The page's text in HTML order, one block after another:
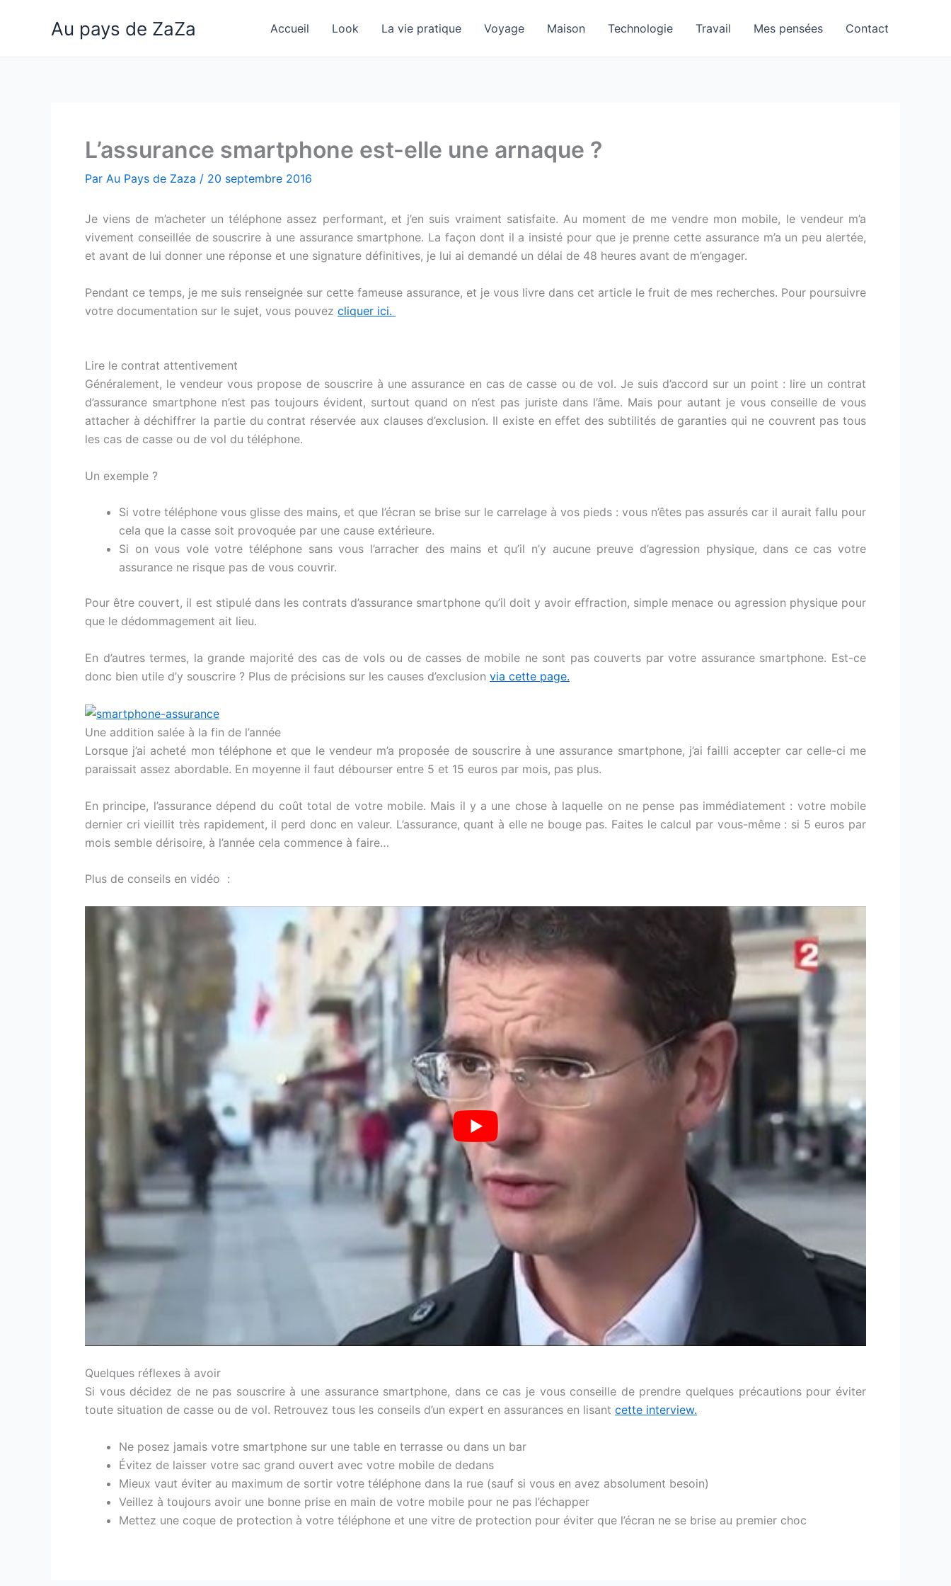
Au pays de ZaZa Accueil Look La vie pratique Voyage Maison Technologie Travail Mes pensées Contact
L’assurance smartphone est-elle une arnaque ?
Par Au Pays de Zaza / 20 septembre 2016
Je viens de m’acheter un téléphone assez performant, et j’en suis vraiment satisfaite. Au moment de me vendre mon mobile, le vendeur m’a
vivement conseillée de souscrire à une assurance smartphone. La façon dont il a insisté pour que je prenne cette assurance m’a un peu alertée,
et avant de lui donner une réponse et une signature définitives, je lui ai demandé un délai de 48 heures avant de m’engager.
Pendant ce temps, je me suis renseignée sur cette fameuse assurance, et je vous livre dans cet article le fruit de mes recherches. Pour poursuivre
votre documentation sur le sujet, vous pouvez cliquer ici.
Lire le contrat attentivement
Généralement, le vendeur vous propose de souscrire à une assurance en cas de casse ou de vol. Je suis d’accord sur un point : lire un contrat
d’assurance smartphone n’est pas toujours évident, surtout quand on n’est pas juriste dans l’âme. Mais pour autant je vous conseille de vous
attacher à déchiffrer la partie du contrat réservée aux clauses d’exclusion. Il existe en effet des subtilités de garanties qui ne couvrent pas tous
les cas de casse ou de vol du téléphone.
Un exemple ?
Si votre téléphone vous glisse des mains, et que l’écran se brise sur le carrelage à vos pieds : vous n’êtes pas assurés car il aurait fallu pour
cela que la casse soit provoquée par une cause extérieure.
Si on vous vole votre téléphone sans vous l’arracher des mains et qu’il n’y aucune preuve d’agression physique, dans ce cas votre
assurance ne risque pas de vous couvrir.
Pour être couvert, il est stipulé dans les contrats d’assurance smartphone qu’il doit y avoir effraction, simple menace ou agression physique pour
que le dédommagement ait lieu.
En d’autres termes, la grande majorité des cas de vols ou de casses de mobile ne sont pas couverts par votre assurance smartphone. Est-ce
donc bien utile d’y souscrire ? Plus de précisions sur les causes d’exclusion via cette page.
Une addition salée à la fin de l’année
Lorsque j’ai acheté mon téléphone et que le vendeur m’a proposée de souscrire à une assurance smartphone, j’ai failli accepter car celle-ci me
paraissait assez abordable. En moyenne il faut débourser entre 5 et 15 euros par mois, pas plus.
En principe, l’assurance dépend du coût total de votre mobile. Mais il y a une chose à laquelle on ne pense pas immédiatement : votre mobile
dernier cri vieillit très rapidement, il perd donc en valeur. L’assurance, quant à elle ne bouge pas. Faites le calcul par vous-même : si 5 euros par
mois semble dérisoire, à l’année cela commence à faire…
Plus de conseils en vidéo :
Quelques réflexes à avoir
Si vous décidez de ne pas souscrire à une assurance smartphone, dans ce cas je vous conseille de prendre quelques précautions pour éviter
toute situation de casse ou de vol. Retrouvez tous les conseils d’un expert en assurances en lisant cette interview.
Ne posez jamais votre smartphone sur une table en terrasse ou dans un bar
Évitez de laisser votre sac grand ouvert avec votre mobile de dedans
Mieux vaut éviter au maximum de sortir votre téléphone dans la rue (sauf si vous en avez absolument besoin)
Veillez à toujours avoir une bonne prise en main de votre mobile pour ne pas l’échapper
Mettez une coque de protection à votre téléphone et une vitre de protection pour éviter que l’écran ne se brise au premier choc